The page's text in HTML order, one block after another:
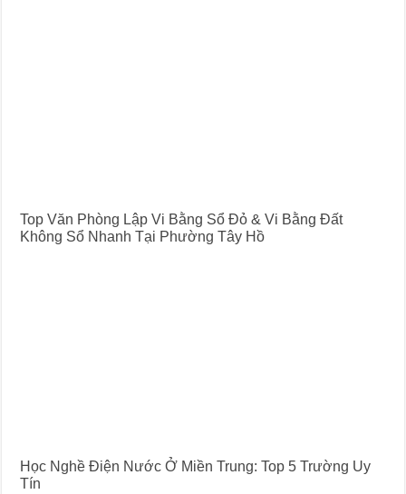
Top Văn Phòng Lập Vi Bằng Sổ Đỏ & Vi Bằng Đất
Không Sổ Nhanh Tại Phường Tây Hồ
Học Nghề Điện Nước Ở Miền Trung: Top 5 Trường Uy
Tín